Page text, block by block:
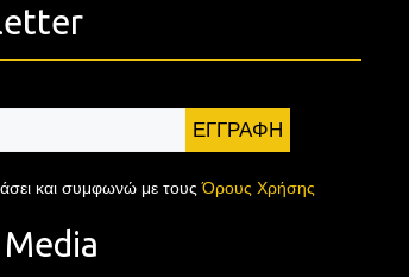
και συμφωνώ με τουςΌρους Χρήσης